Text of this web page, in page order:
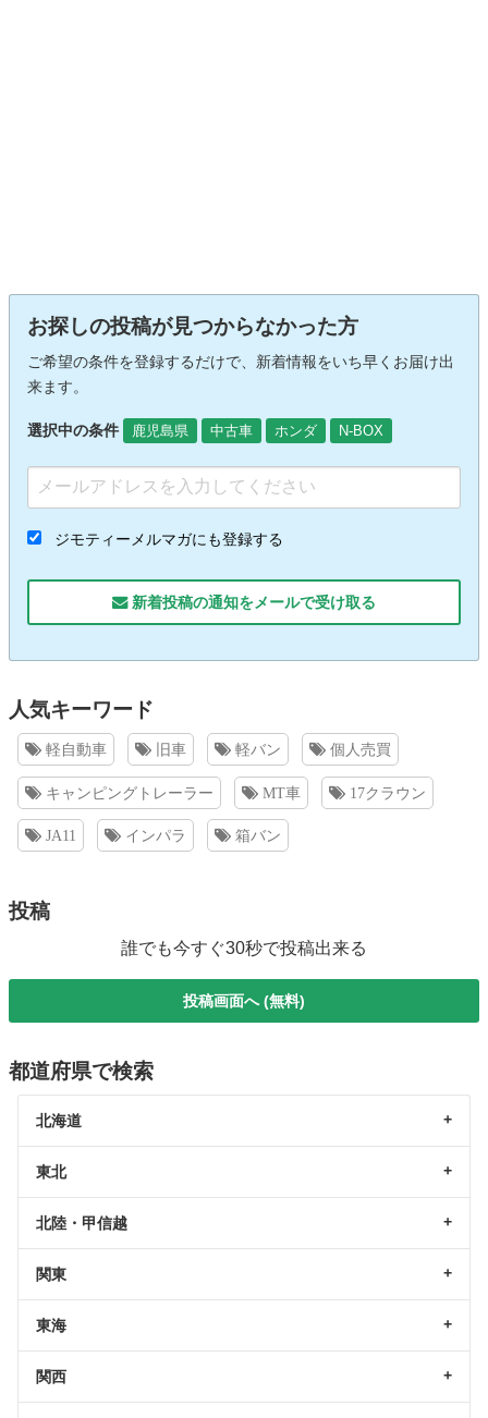
お探しの投稿が見つからなかった方
ご希望の条件を登録するだけで、新着情報をいち早くお届け出
来ます。
選択中の条件 鹿児島県 中古車 ホンダ N-BOX
ジモティーメルマガにも登録する
新着投稿の通知をメールで受け取る
人気キーワード
軽自動車 旧車 軽バン 個人売買
キャンピングトレーラー MT車 17クラウン
JA11 インパラ 箱バン
投稿
誰でも今すぐ30秒で投稿出来る
投稿画面へ (無料)
都道府県で検索
北海道
東北
北陸・甲信越
関東
東海
関西